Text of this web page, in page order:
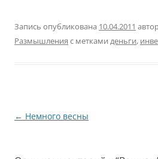
говорил наша жизнь это
поезд, другой говорил -
Запись опубликована 10.04.2011
Размышления с метками деньги,
Навигация
← Немного весны